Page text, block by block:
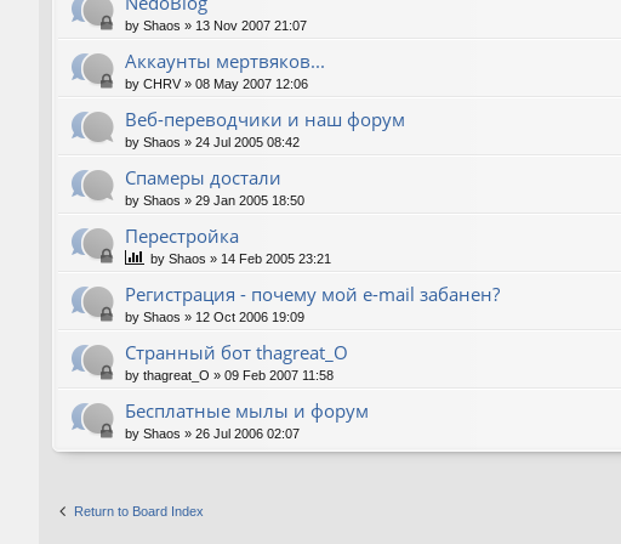
by Shaos » 13 Nov 2007 21:07
Аккаунты мертвяков...
by CHRV » 08 May 2007 12:06
Веб-переводчики и наш форум
by Shaos » 24 Jul 2005 08:42
Спамеры достали
by Shaos » 29 Jan 2005 18:50
Перестройка
by Shaos » 14 Feb 2005 23:21
Регистрация - почему мой e-mail забанен?
by Shaos » 12 Oct 2006 19:09
Странный бот thagreat_O
by thagreat_O » 09 Feb 2007 11:58
Бесплатные мылы и форум
by Shaos » 26 Jul 2006 02:07
Return to Board Index